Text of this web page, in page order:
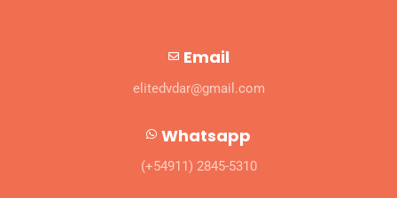
Email
elitedvdar@gmail.com
Whatsapp
(+54911) 2845-5310